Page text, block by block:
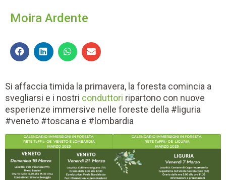
Moira Ardente
Si affaccia timida la primavera, la foresta comincia a
svegliarsi e i nostri conduttori ripartono con nuove
esperienze immersive nelle foreste della #liguria
#veneto #toscana e #lombardia